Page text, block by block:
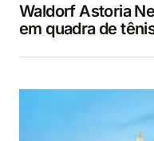
Waldorf Astoria
em quadra de